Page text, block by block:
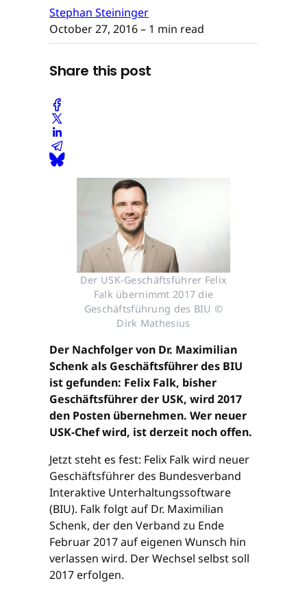
Stephan Steininger
October 27, 2016– 1 min read
Share this post
Der USK-Geschäftsführer Felix
Falk übernimmt 2017 die
Geschäftsführung des BIU ©
Dirk Mathesius
Der Nachfolger von Dr. Maximilian
Schenk als Geschäftsführer des BIU
ist gefunden: Felix Falk, bisher
Geschäftsführer der USK, wird 2017
den Posten übernehmen. Wer neuer
USK-Chef wird, ist derzeit noch offen.
Jetzt steht es fest: Felix Falk wird neuer
Geschäftsführer des Bundesverband
Interaktive Unterhaltungssoftware
(BIU). Falk folgt auf Dr. Maximilian
Schenk, der den Verband zu Ende
Februar 2017 auf eigenen Wunsch hin
verlassen wird. Der Wechsel selbst soll
2017 erfolgen.